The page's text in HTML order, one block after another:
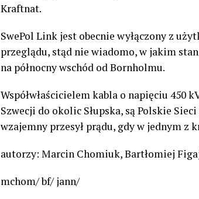
Kraftnat.
SwePol Link jest obecnie wyłączony z
przeglądu, stąd nie wiadomo, w jakim
na północny wschód od Bornholmu.
Współwłaścicielem kabla o napięciu 450
Szwecji do okolic Słupska, są Polskie
wzajemny przesył prądu, gdy w jednym z
autorzy: Marcin Chomiuk, Bartłomiej
mchom/ bf/ jann/